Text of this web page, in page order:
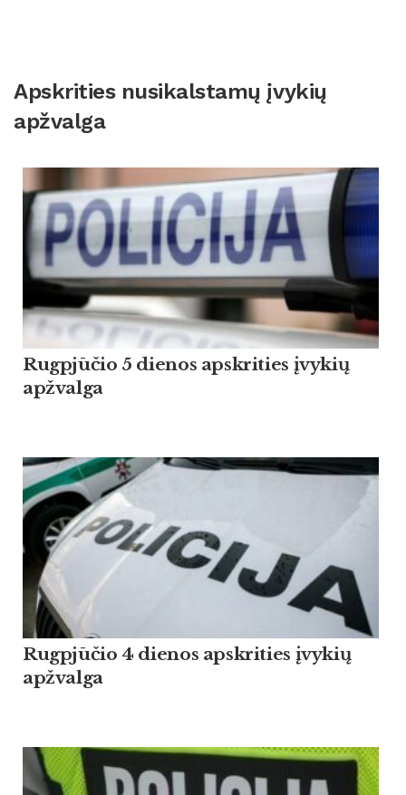
Apskrities nusikalstamų įvykių
apžvalga
Rugpjūčio 5 dienos apskrities įvykių
apžvalga
Rugpjūčio 4 dienos apskrities įvykių
apžvalga